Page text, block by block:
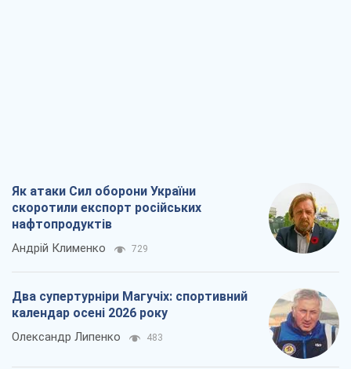
Як атаки Сил оборони України
скоротили експорт російських
нафтопродуктів
Андрій Клименко 729
Два супертурніри Магучіх: спортивний
календар осені 2026 року
Олександр Липенко 483